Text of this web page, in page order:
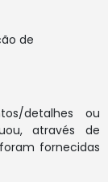
de
detalhes ou
através de
fornecidas